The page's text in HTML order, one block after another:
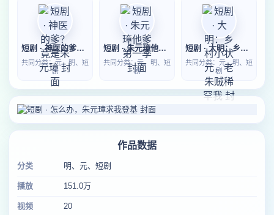
短剧 · 神医的爹？竟是朱元璋
共同分类：元、明、短
剧
短剧 · 朱元璋他爹第一季
共同分类：元、明、短
剧
短剧 · 大明：乡村小状元，老朱贼稀罕我
共同分类：元、明、短
剧
作品数据
分类 明、元、短剧
播放 151.0万
视频 20